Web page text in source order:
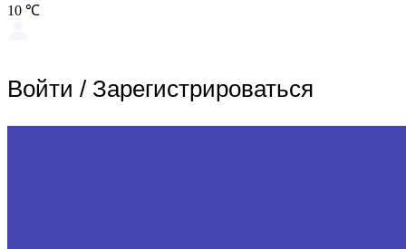
10 ℃
Войти / Зарегистрироваться